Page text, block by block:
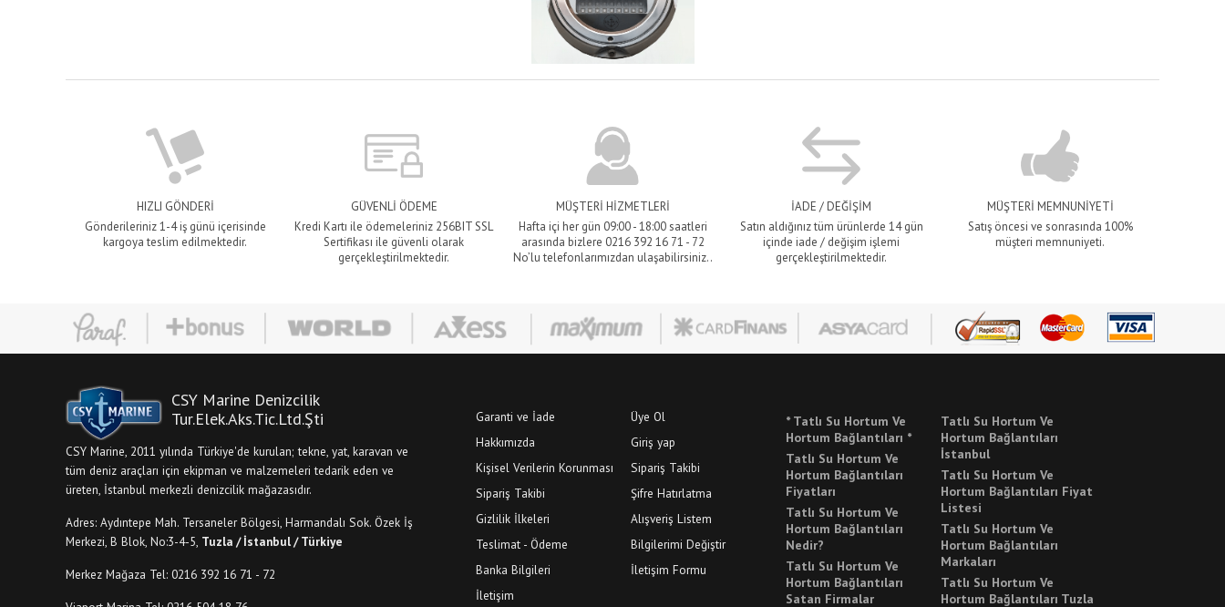
HIZLI GÖNDERİ
Gönderileriniz 1-4 iş günü içerisinde
kargoya teslim edilmektedir.
GÜVENLİ ÖDEME
Kredi Kartı ile ödemeleriniz 256BIT SSL
Sertifikası ile güvenli olarak
gerçekleştirilmektedir.
MÜŞTERİ HİZMETLERİ
Hafta içi her gün 09:00 - 18:00 saatleri
arasında bizlere 0216 392 16 71 - 72
No’lu telefonlarımızdan ulaşabilirsiniz..
İADE / DEĞİŞİM
Satın aldığınız tüm ürünlerde 14 gün
içinde iade / değişim işlemi
gerçekleştirilmektedir.
MÜŞTERİ MEMNUNİYETİ
Satış öncesi ve sonrasında 100%
müşteri memnuniyeti.
CSY Marine Denizcilik
Tur.Elek.Aks.Tic.Ltd.Şti
CSY Marine, 2011 yılında Türkiye'de kurulan; tekne, yat, karavan ve
tüm deniz araçları için ekipman ve malzemeleri tedarik eden ve
üreten, İstanbul merkezli denizcilik mağazasıdır.
Adres: Aydıntepe Mah. Tersaneler Bölgesi, Harmandalı Sok. Özek İş
Merkezi, B Blok, No:3-4-5, Tuzla / İstanbul / Türkiye
Merkez Mağaza Tel: 0216 392 16 71 - 72
Garanti ve İade
Hakkımızda
Kişisel Verilerin Korunması
Sipariş Takibi
Gizlilik İlkeleri
Teslimat - Ödeme
Banka Bilgileri
İletişim
Üye Ol
Giriş yap
Sipariş Takibi
Şifre Hatırlatma
Alışveriş Listem
Bilgilerimi Değiştir
İletişim Formu
* Tatlı Su Hortum Ve
Hortum Bağlantıları *
Tatlı Su Hortum Ve
Hortum Bağlantıları
Fiyatları
Tatlı Su Hortum Ve
Hortum Bağlantıları
Nedir?
Tatlı Su Hortum Ve
Hortum Bağlantıları
Satan Firmalar
Tatlı Su Hortum Ve
Hortum Bağlantıları
İstanbul
Tatlı Su Hortum Ve
Hortum Bağlantıları Fiyat
Listesi
Tatlı Su Hortum Ve
Hortum Bağlantıları
Markaları
Tatlı Su Hortum Ve
Hortum Bağlantıları Tuzla